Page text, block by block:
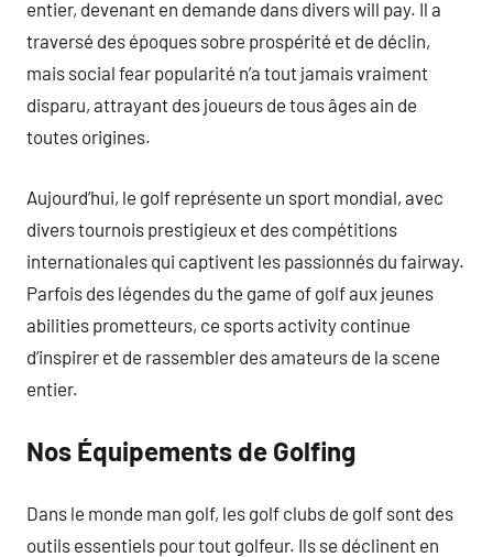
entier, devenant en demande dans divers will pay. Il a
traversé des époques sobre prospérité et de déclin,
mais social fear popularité n’a tout jamais vraiment
disparu, attrayant des joueurs de tous âges ain de
toutes origines.
Aujourd’hui, le golf représente un sport mondial, avec
divers tournois prestigieux et des compétitions
internationales qui captivent les passionnés du fairway.
Parfois des légendes du the game of golf aux jeunes
abilities prometteurs, ce sports activity continue
d’inspirer et de rassembler des amateurs de la scene
entier.
Nos Équipements de Golfing
Dans le monde man golf, les golf clubs de golf sont des
outils essentiels pour tout golfeur. Ils se déclinent en